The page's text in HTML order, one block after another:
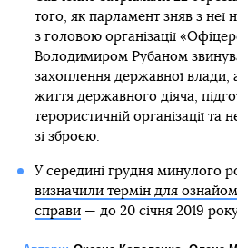
того, як парламент зняв з неї
з головою організації
Володимиром Рубаном
захоплення державної влади,
життя державного діяча,
терористичній організації
зі зброєю.
У середині грудня минулого
визначили термін для
справи— до 20 січня 2019